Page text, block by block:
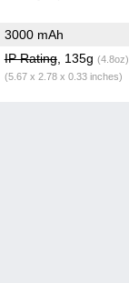
3000 mAh
IP Rating, 135g (4.8oz)
(5.67 x 2.78 x 0.33 inches)